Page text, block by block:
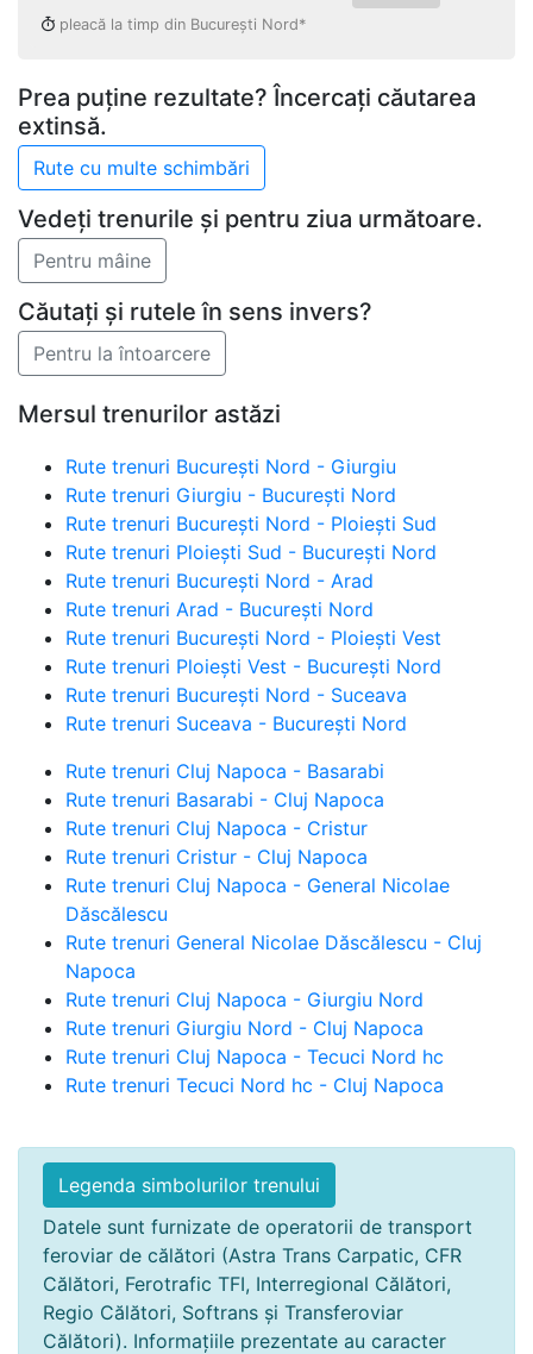
pleacă la timp din București Nord*
Prea puține rezultate? Încercați căutarea
extinsă.
Vedeți trenurile și pentru ziua următoare.
Căutați și rutele în sens invers?
Mersul trenurilor astăzi
Rute trenuri București Nord - Giurgiu
Rute trenuri Giurgiu - București Nord
Rute trenuri București Nord - Ploiești Sud
Rute trenuri Ploiești Sud - București Nord
Rute trenuri București Nord - Arad
Rute trenuri Arad - București Nord
Rute trenuri București Nord - Ploiești Vest
Rute trenuri Ploiești Vest - București Nord
Rute trenuri București Nord - Suceava
Rute trenuri Suceava - București Nord
Rute trenuri Cluj Napoca - Basarabi
Rute trenuri Basarabi - Cluj Napoca
Rute trenuri Cluj Napoca - Cristur
Rute trenuri Cristur - Cluj Napoca
Rute trenuri Cluj Napoca - General Nicolae
Dăscălescu
Rute trenuri General Nicolae Dăscălescu - Cluj
Napoca
Rute trenuri Cluj Napoca - Giurgiu Nord
Rute trenuri Giurgiu Nord - Cluj Napoca
Rute trenuri Cluj Napoca - Tecuci Nord hc
Rute trenuri Tecuci Nord hc - Cluj Napoca
Legenda simbolurilor trenului
Datele sunt furnizate de operatorii de transport
feroviar de călători (Astra Trans Carpatic, CFR
Călători, Ferotrafic TFI, Interregional Călători,
Regio Călători, Softrans și Transferoviar
Călători). Informațiile prezentate au caracter